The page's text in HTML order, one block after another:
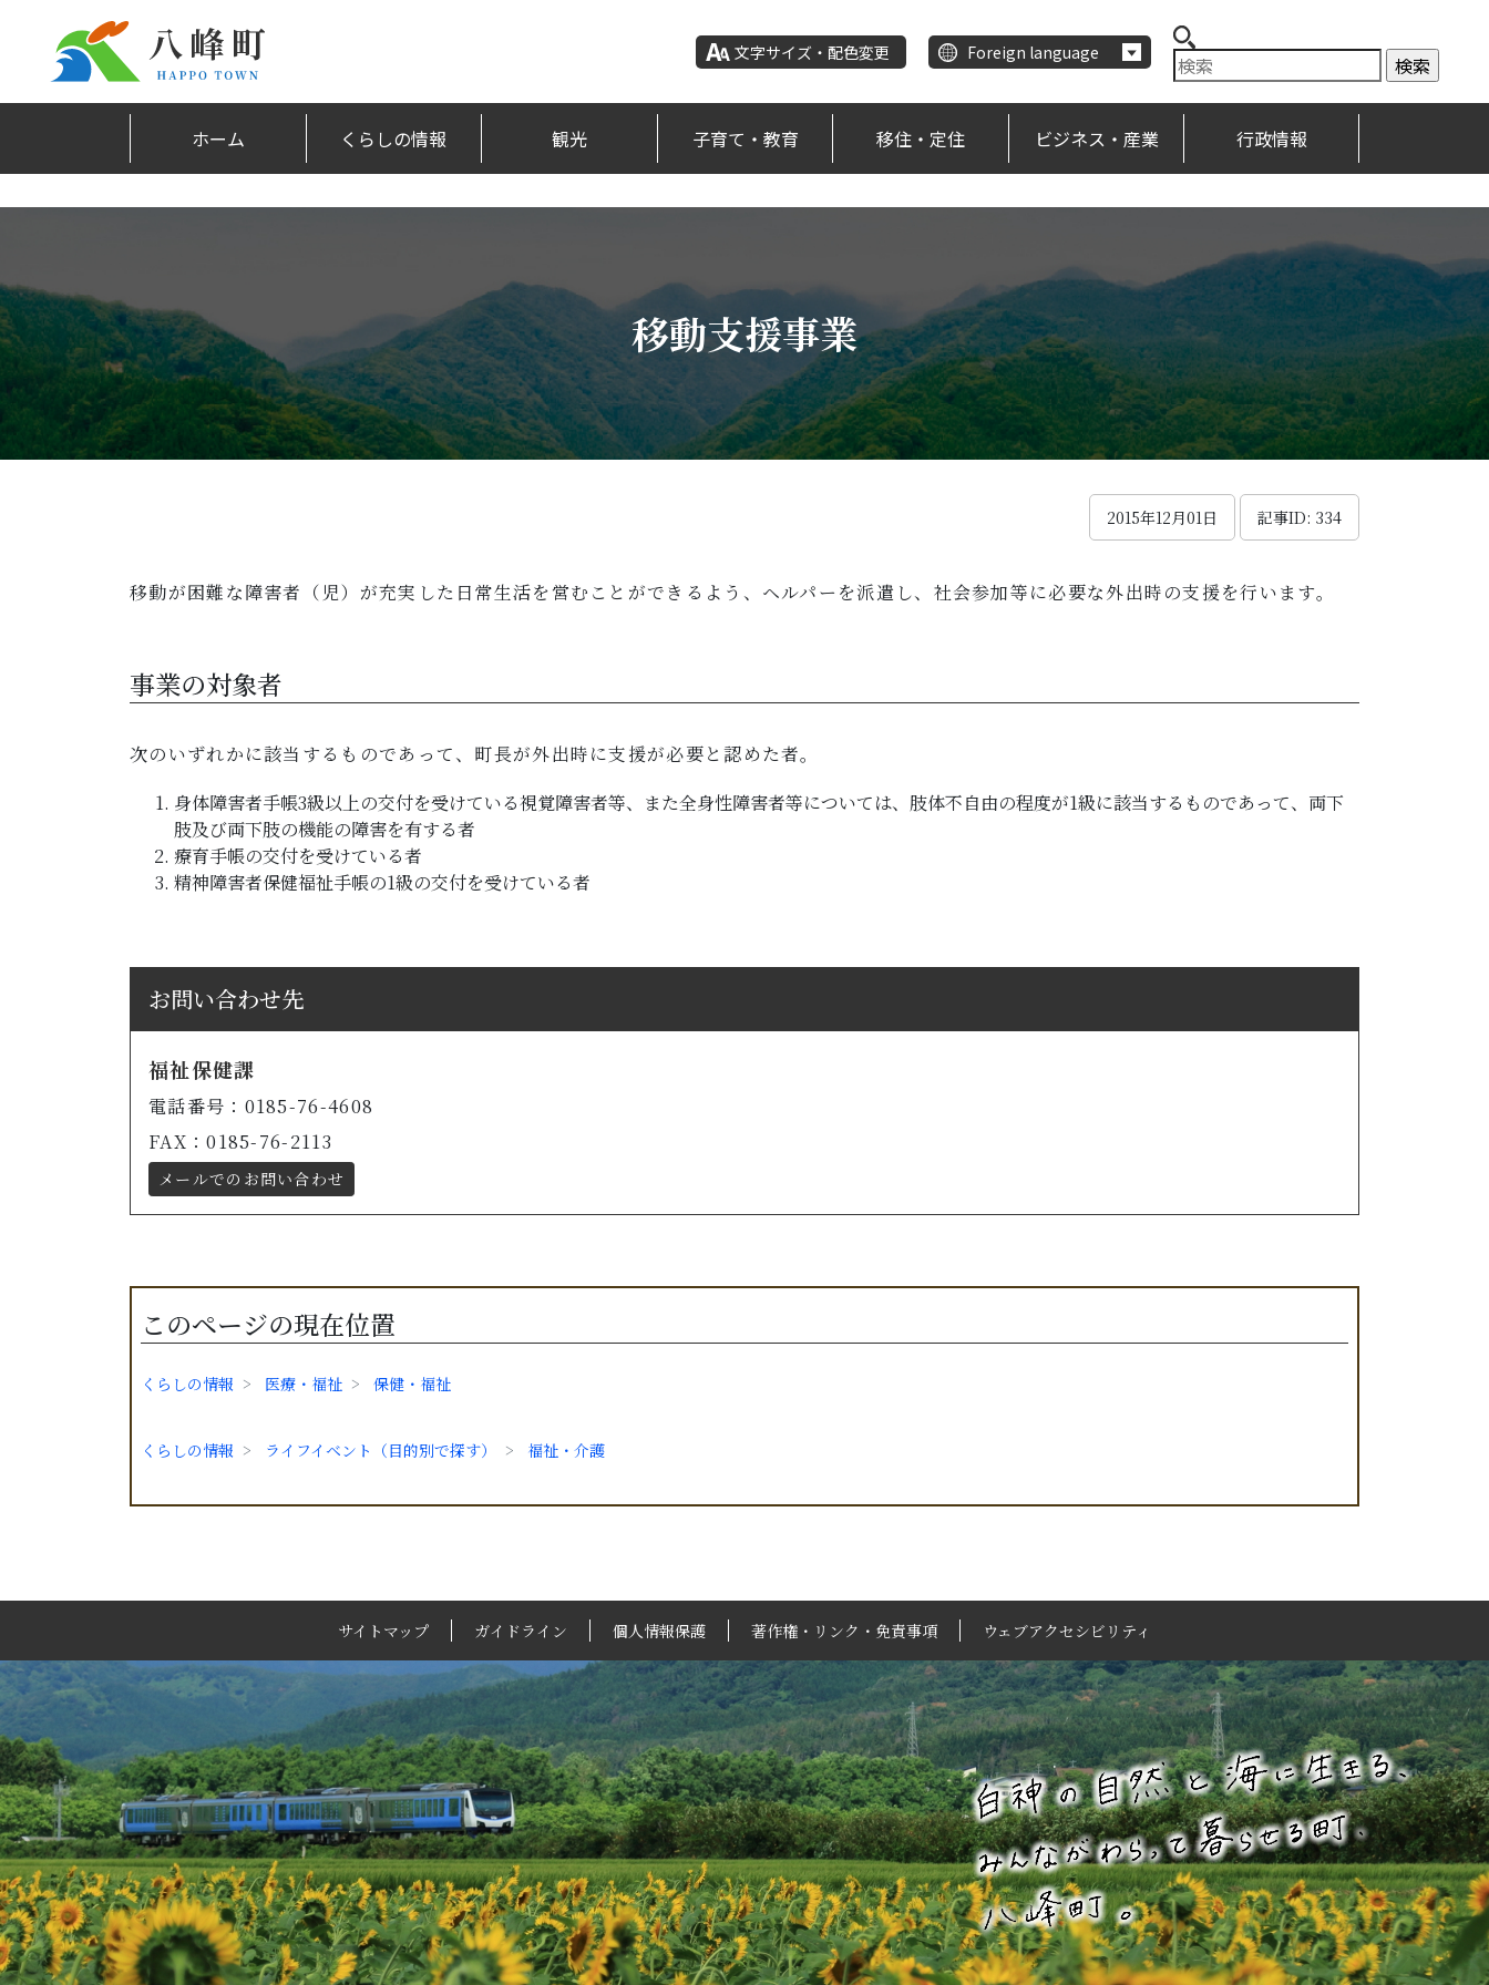
文字サイズ・配色変更 Foreign language
ホーム くらしの情報 観光 子育て・教育 移住・定住 ビジネス・産業 行政情報
移動支援事業
2015年12月01日 記事ID: 334
移動が困難な障害者（児）が充実した日常生活を営むことができるよう、ヘルパーを派遣し、社会参加等に必要な外出時の支援を行います。
事業の対象者
次のいずれかに該当するものであって、町長が外出時に支援が必要と認めた者。
身体障害者手帳3級以上の交付を受けている視覚障害者等、また全身性障害者等については、肢体不自由の程度が1級に該当するものであって、両下
肢及び両下肢の機能の障害を有する者
療育手帳の交付を受けている者
精神障害者保健福祉手帳の1級の交付を受けている者
お問い合わせ先
福祉保健課
電話番号：0185-76-4608
FAX：0185-76-2113
メールでのお問い合わせ
このページの現在位置
くらしの情報 医療・福祉 保健・福祉
くらしの情報 ライフイベント（目的別で探す） 福祉・介護
サイトマップ ガイドライン 個人情報保護 著作権・リンク・免責事項 ウェブアクセシビリティ